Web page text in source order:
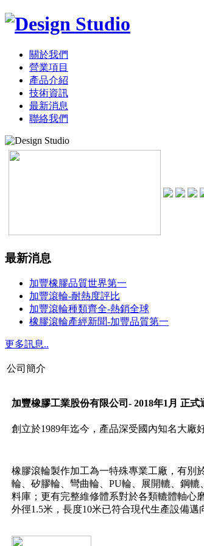
關於我們
營業項目
產品介紹
技術資訊
最新消息
聯絡我們
最新消息
加豐橡膠品質世界第一
加豐滾輪-耐熱度評比
加豐滾輪種類齊全-熱銷全球
橡膠滾輪產經新聞-加豐品質第一
更多訊息..
公司簡介
加豐橡膠工業股份有限公司- 2018年1月 正式
創立於1989年迄今，產品深受國內知名大廠
橡膠滾輪製作加工為一特殊專業工廠，有別
輪、矽膠輪、彎曲輪、PU輪、展開轆、鋼
料庫；更有完整維修體系對於各類轆體軸心
外徑1.5米，長度10米已符合現代生產設備邁